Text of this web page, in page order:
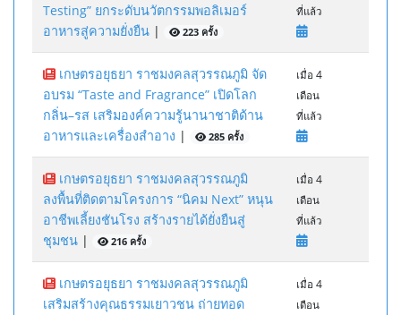
Testing” ยกระดับนวัตกรรมพอลิเมอร์
อาหารสู่ความยั่งยืน | 223 ครั้ง
ที่แล้ว
เกษตรอยุธยา ราชมงคลสุวรรณภูมิ จัด
อบรม “Taste and Fragrance” เปิดโลก
กลิ่น–รส เสริมองค์ความรู้นานาชาติด้าน
อาหารและเครื่องสำอาง | 285 ครั้ง
เมื่อ 4
เดือน
ที่แล้ว
เกษตรอยุธยา ราชมงคลสุวรรณภูมิ
ลงพื้นที่ติดตามโครงการ “นิคม Next” หนุน
อาชีพเลี้ยงชันโรง สร้างรายได้ยั่งยืนสู่
ชุมชน | 216 ครั้ง
เมื่อ 4
เดือน
ที่แล้ว
เกษตรอยุธยา ราชมงคลสุวรรณภูมิ
เสริมสร้างคุณธรรมเยาวชน ถ่ายทอด
เมื่อ 4
เดือน